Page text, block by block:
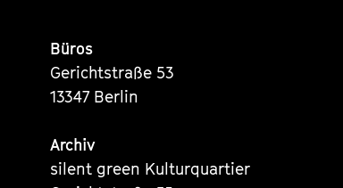
Büros
Gerichtstraße 53
13347 Berlin
Archiv
silent green Kulturquartier